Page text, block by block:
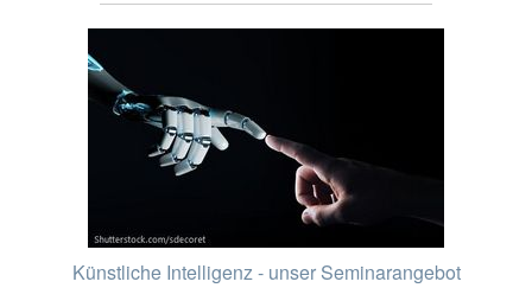
Künstliche Intelligenz - unser Seminarangebot